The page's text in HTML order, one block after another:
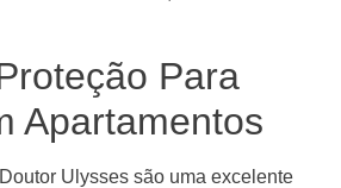
Para
Apartamentos
Ulysses são uma excelente